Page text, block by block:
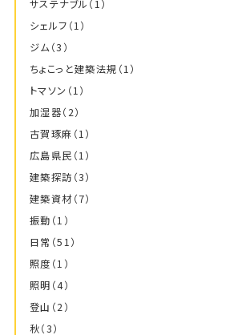
サステナブル （1）
シェルフ （1）
ジム（3）
ちょこっと建築法規 （1）
トマソン （1）
加湿器（2）
古賀琢麻 （1）
広島県民 （1）
建築探訪 （3）
建築資材（7）
振動 （1）
日常 （51）
照度 （1）
照明 （4）
登山 （2）
秋（3）